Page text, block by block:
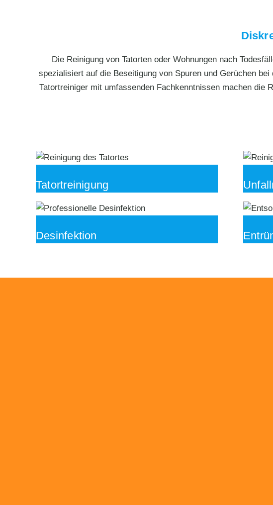
Die Reinigung von Tatorten oder Wohnungen nach
spezialisiert auf die Beseitigung von Spuren und Gerüchen
Tatortreiniger mit umfassenden Fachkenntnissen machen die
Tatortreinigung
Desinfektion